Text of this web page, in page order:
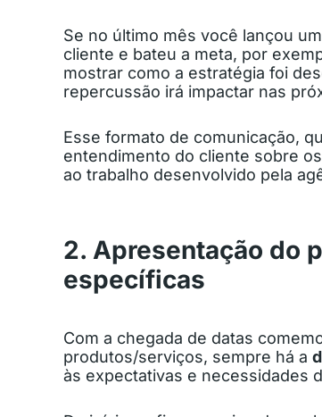
Se no último mês você lançou
cliente e bateu a meta, por
mostrar como a estratégia foi
repercussão irá impactar nas
Esse formato de comunicação,
entendimento do cliente sobre
ao trabalho desenvolvido pela
2. Apresentação do
específicas
Com a chegada de datas
produtos/serviços, sempre há a
às expectativas e necessidades